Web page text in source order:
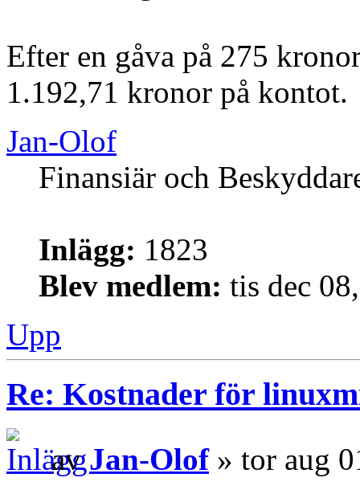
Efter en gåva på 275
1.192,71 kronor på kontot.
Jan-Olof
Finansiär och
Inlägg: 1823
Blev medlem: tis dec
Upp
Re: Kostnader för
avJan-Olof» tor aug